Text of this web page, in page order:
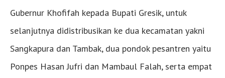
Gubernur Khofifah kepada Bupati Gresik, untuk
selanjutnya didistribusikan ke dua kecamatan yakni
Sangkapura dan Tambak, dua pondok pesantren yaitu
Ponpes Hasan Jufri dan Mambaul Falah, serta empat